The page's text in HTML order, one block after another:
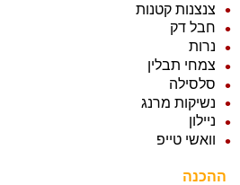
צנצנות קטנות
חבל דק
נרות
צמחי תבלין
סלסילה
נשיקות מרנג
ניילון
וואשי טייפ
ההכנה